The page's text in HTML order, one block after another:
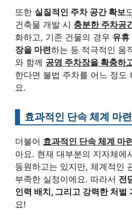
또한 실질적인 주차 공간 확보
건축물 개발 시 충분한 주차공
화하고, 기존 건물의 경우 유휴
장을 마련하는 등 적극적인 움
와 함께 공영 주차장을 확충하
한다면 불법 주차를 어느 정도
요.
효과적인 단속 체계 마련
더불어 효과적인 단속 체계 마
아요. 현재 대부분의 지자체에
동원하고는 있지만, 체계적인
부족한 실정이에요. 따라서 전
인력 배치, 그리고 강력한 처벌
요!